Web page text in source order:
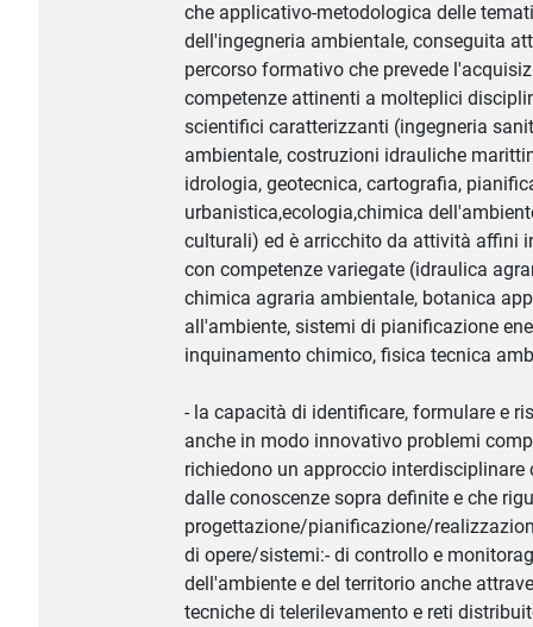
che applicativo-metodologica delle
dell'ingegneria ambientale, conseguita
percorso formativo che prevede
competenze attinenti a molteplici
scientifici caratterizzanti (ingegneria
ambientale, costruzioni idrauliche
idrologia, geotecnica, cartografia,
urbanistica,ecologia,chimica
culturali) ed è arricchito da attività affini
con competenze variegate (idraulica
chimica agraria ambientale, botanica
all'ambiente, sistemi di pianificazione
inquinamento chimico, fisica tecnica
- la capacità di identificare, formulare e
anche in modo innovativo problemi
richiedono un approccio interdisciplinare
dalle conoscenze sopra definite e che
progettazione/pianificazione/
di opere/sistemi:- di controllo e
dell'ambiente e del territorio anche
tecniche di telerilevamento e reti